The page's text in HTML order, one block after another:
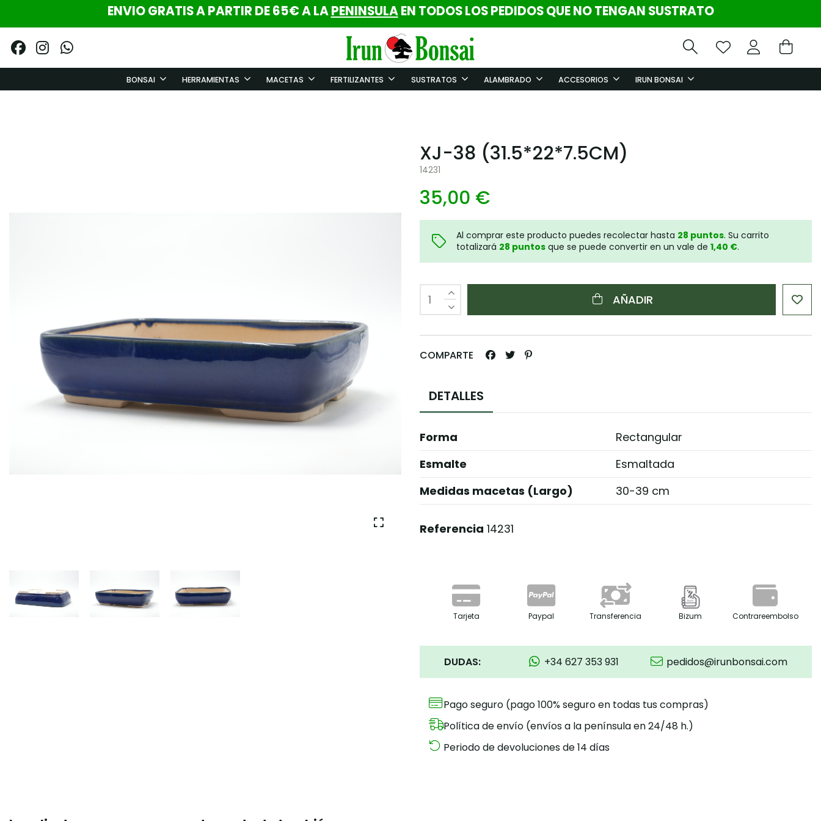
ENVIO GRATIS A PARTIR DE 65€ A LAPENINSULAEN TODOS LOS PEDIDOS QUE NO TENGAN SUSTRATO
BONSAI HERRAMIENTAS MACETAS FERTILIZANTES SUSTRATOS ALAMBRADO ACCESORIOS IRUN BONSAI
XJ-38 (31.5*22*7.5CM)
14231
35,00 €
Al comprar este producto puedes recolectar hasta 28 puntos. Su carrito
totalizará 28 puntos que se puede convertir en un vale de 1,40 €.
AÑADIR
COMPARTE
DETALLES
Forma
Rectangular
Esmalte
Esmaltada
Medidas macetas (Largo)
30-39 cm
Referencia 14231
Tarjeta Paypal Transferencia Bizum Contrareembolso
DUDAS: +34 627 353 931 pedidos@irunbonsai.com
Pago seguro (pago 100% seguro en todas tus compras)
Política de envío (envíos a la península en 24/48 h.)
Periodo de devoluciones de 14 días